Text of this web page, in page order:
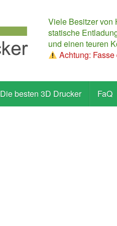
Viele Besitzer von
statische
und einen teuren
Achtung:
Die besten 3D Drucker FaQ